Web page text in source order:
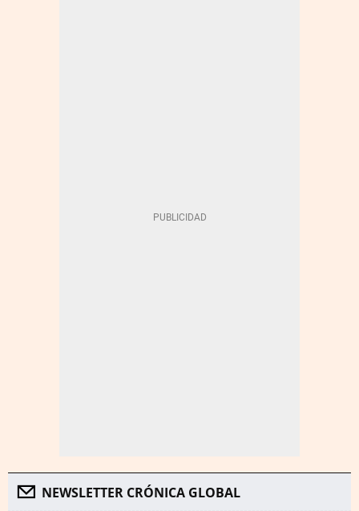
NEWSLETTER CRÓNICA GLOBAL